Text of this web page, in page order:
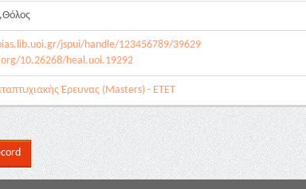
jspui/handle/123456789/39629
10.26268/heal.uoi.19292
Έρευνας (Masters) - ΕΤΕΤ